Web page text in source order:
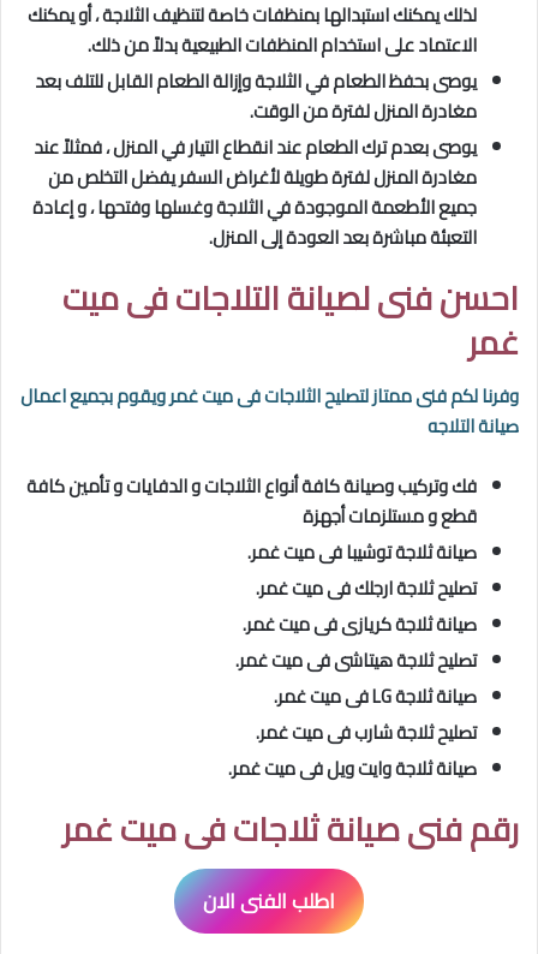
لذلك يمكنك استبدالها بمنظفات خاصة لتنظيف الثلاجة ، أو يمكنك
الاعتماد على استخدام المنظفات الطبيعية بدلاً من ذلك.
يوصى بحفظ الطعام في الثلاجة وإزالة الطعام القابل للتلف بعد
مغادرة المنزل لفترة من الوقت.
يوصى بعدم ترك الطعام عند انقطاع التيار في المنزل ، فمثلاً عند
مغادرة المنزل لفترة طويلة لأغراض السفر يفضل التخلص من
جميع الأطعمة الموجودة في الثلاجة وغسلها وفتحها ، و إعادة
التعبئة مباشرة بعد العودة إلى المنزل.
احسن فنى لصيانة التلاجات فى ميت
غمر
وفرنا لكم فنى ممتاز لتصليح الثلاجات فى ميت غمرويقوم بجميع اعمال
صيانة التلاجه
فك وتركيب وصيانة كافة أنواع الثلاجات و الدفايات و تأمين كافة
قطع و مستلزمات أجهزة
صيانة ثلاجة توشيبا فى ميت غمر.
تصليح ثلاجة ارجلك فى ميت غمر.
صيانة ثلاجة كريازى فى ميت غمر.
تصليحثلاجة هيتاشى فى ميت غمر.
صيانة ثلاجة LG فى ميت غمر.
تصليحثلاجة شارب فى ميت غمر.
صيانة ثلاجة وايت ويل فى ميت غمر.
رقم فنى صيانة ثلاجات فى ميت غمر
اطلب الفنى الان